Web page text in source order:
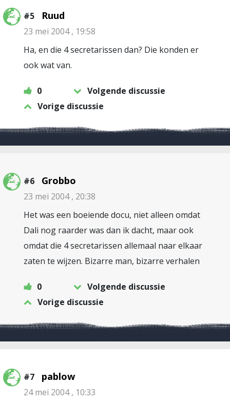
#5 Ruud
23 mei 2004 , 19:58
Ha, en die 4 secretarissen dan? Die konden er
ook wat van.
0
Volgende discussie
Vorige discussie
#6 Grobbo
23 mei 2004 , 20:38
Het was een boeiende docu, niet alleen omdat
Dali nog raarder was dan ik dacht, maar ook
omdat die 4 secretarissen allemaal naar elkaar
zaten te wijzen. Bizarre man, bizarre verhalen
0
Volgende discussie
Vorige discussie
#7 pablow
24 mei 2004 , 10:33